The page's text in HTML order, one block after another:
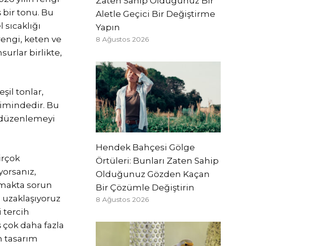
bir tonu. Bu
keten ve
birlikte,
tonlar,
Bu
sorun
tercih
daha fazla
tasarım
Aletle Geçici Bir Değiştirme
Yapın
8 Ağustos 2026
Hendek Bahçesi Gölge
Örtüleri: Bunları Zaten Sahip
Olduğunuz Gözden Kaçan
Bir Çözümle Değiştirin
8 Ağustos 2026